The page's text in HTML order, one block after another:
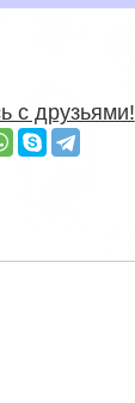
с друзьями!